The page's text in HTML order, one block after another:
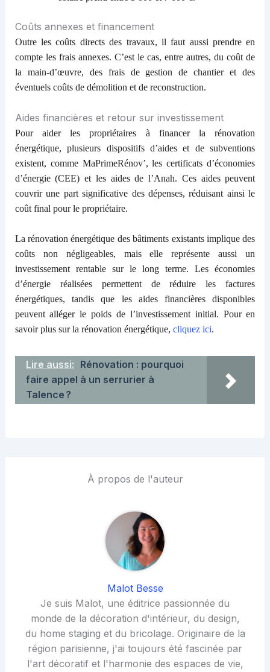
Coûts annexes et financement
Outre les coûts directs des travaux, il faut aussi prendre en
compte les frais annexes. C’est le cas, entre autres,du coûtde
la main-d’œuvre, des frais de gestion de chantier et des
éventuels coûts de démolition et de reconstruction.
Aides financières et retour sur investissement
Pour aider les propriétaires à financer la rénovation
énergétique, plusieurs dispositifs d’aides et de subventions
existent, comme MaPrimeRénov’, les certificats d’économies
d’énergie (CEE) et les aides de l’Anah. Ces aides peuvent
couvrir une part significative des dépenses, réduisant ainsi le
coût final pour le propriétaire.
La rénovation énergétique des bâtiments existants implique des
coûts non négligeables, mais elle représente aussi un
investissement rentable sur le long terme. Les économies
d’énergie réalisées permettent de réduire les factures
énergétiques, tandis que les aides financières disponibles
peuvent alléger le poids de l’investissement initial. Pour en
savoir plus sur la rénovation énergétique, cliquez ici.
Lire aussi: Rénovation : pourquoi
faire appel à un serrurier à
Talence ?
À propos de l'auteur
Malot Besse
Je suis Malot, une éditrice passionnée du
monde de la décoration d'intérieur, du design,
du home staging et du bricolage. Originaire de la
région parisienne, j'ai toujours été fascinée par
l'art décoratif et l'harmonie des espaces de vie,